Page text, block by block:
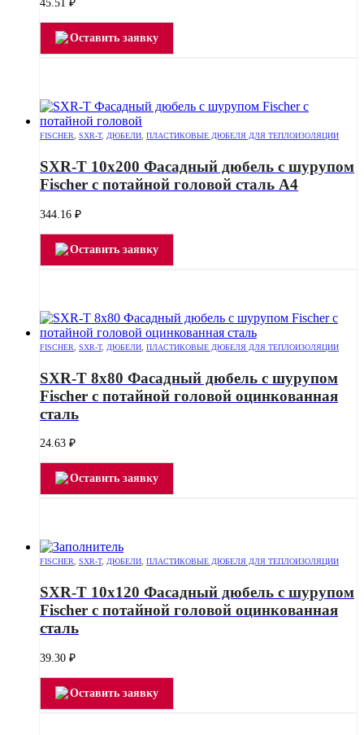
45.51 ₽
Оставить заявку
FISCHER, SXR-T, ДЮБЕЛИ, ПЛАСТИКОВЫЕ ДЮБЕЛЯ ДЛЯ ТЕПЛОИЗОЛЯЦИИ
SXR-T 10х200 Фасадный дюбель с шурупом
Fischer с потайной головой сталь А4
344.16 ₽
Оставить заявку
FISCHER SXR-T, ДЮБЕЛИ ПЛАСТИКОВЫЕ ДЮБЕЛЯ ДЛЯ ТЕПЛОИЗОЛЯЦИИ
SXR-T 8х80 Фасадный дюбель с шурупом
Fischer с потайной головой оцинкованная
сталь
24.63 ₽
Оставить заявку
FISCHER, SXR-T, ДЮБЕЛИ, ПЛАСТИКОВЫЕ ДЮБЕЛЯ ДЛЯ ТЕПЛОИЗОЛЯЦИИ
SXR-T 10х120 Фасадный дюбель с шурупом
Fischer с потайной головой оцинкованная
сталь
39.30 ₽
Оставить заявку